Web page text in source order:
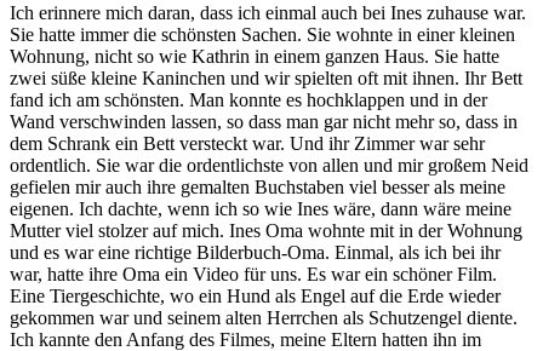
Ich erinnere mich daran, dass ich einmal auch bei Ines zuhause war.
Sie hatte immer die schönsten Sachen. Sie wohnte in einer kleinen
Wohnung, nicht so wie Kathrin in einem ganzen Haus. Sie hatte
zwei süße kleine Kaninchen und wir spielten oft mit ihnen. Ihr Bett
fand ich am schönsten. Man konnte es hochklappen und in der
Wand verschwinden lassen, so dass man gar nicht mehr so, dass in
dem Schrank ein Bett versteckt war. Und ihr Zimmer war sehr
ordentlich. Sie war die ordentlichste von allen und mir großem Neid
gefielen mir auch ihre gemalten Buchstaben viel besser als meine
eigenen. Ich dachte, wenn ich so wie Ines wäre, dann wäre meine
Mutter viel stolzer auf mich. Ines Oma wohnte mit in der Wohnung
und es war eine richtige Bilderbuch-Oma. Einmal, als ich bei ihr
war, hatte ihre Oma ein Video für uns. Es war ein schöner Film.
Eine Tiergeschichte, wo ein Hund als Engel auf die Erde wieder
gekommen war und seinem alten Herrchen als Schutzengel diente.
Ich kannte den Anfang des Filmes, meine Eltern hatten ihn im